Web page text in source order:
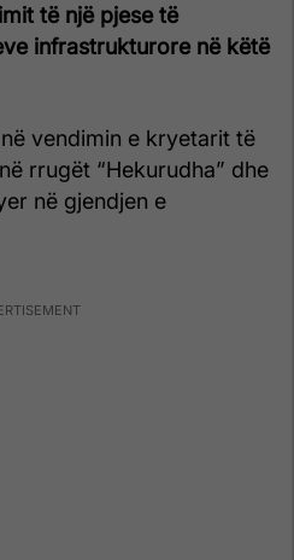
të një pjese të
infrastrukturore në këtë
vendimin e kryetarit të
rrugët “Hekurudha” dhe
në gjendjen e